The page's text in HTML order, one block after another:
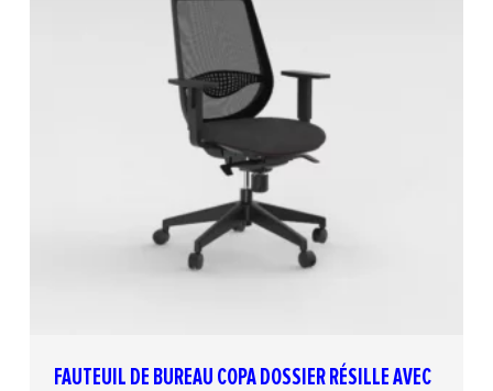
FAUTEUIL DE BUREAU COPA DOSSIER RÉSILLE AVEC